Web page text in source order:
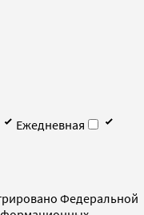
Ежедневная
Федеральной